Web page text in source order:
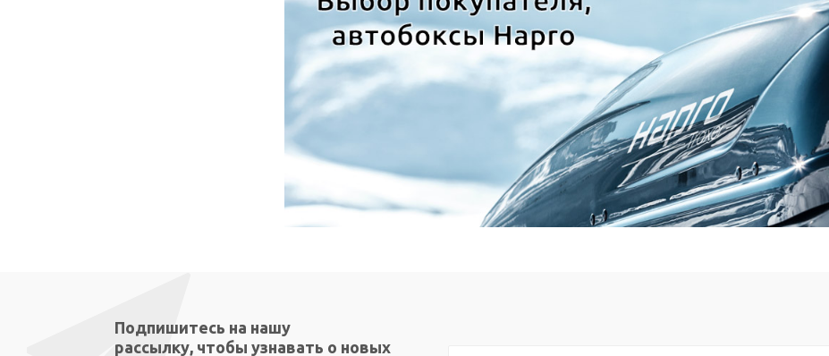
Подпишитесь на нашу
рассылку, чтобы узнавать о новых